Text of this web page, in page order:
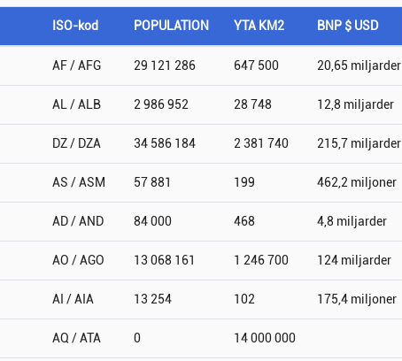
ISO-kod POPULATION YTA KM2 BNP $ USD
AF / AFG 29 121 286 647 500 20,65 miljarder
AL / ALB 2 986 952 28 748 12,8 miljarder
DZ / DZA 34 586 184 2 381 740 215,7 miljarder
AS / ASM 57 881 199 462,2 miljoner
AD / AND 84 000 468 4,8 miljarder
AO / AGO 13 068 161 1 246 700 124 miljarder
AI / AIA 13 254 102 175,4 miljoner
AQ / ATA 0 14 000 000